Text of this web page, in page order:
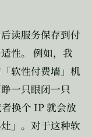
读服务保存到付
性。
例如，我
软性付费墙」机
一只眼闭一只
换个 IP就会放
」。对于这种软